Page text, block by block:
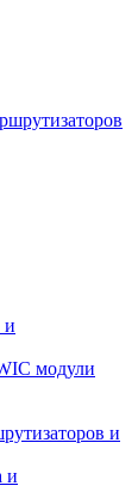
и
модули
и
и